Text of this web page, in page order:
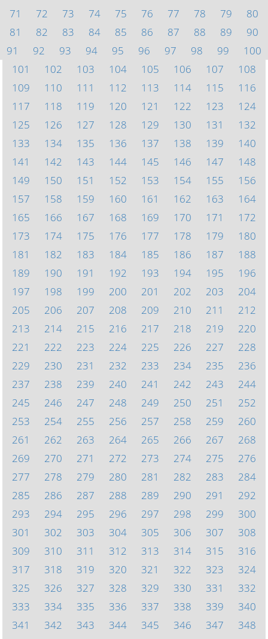
71
72 73 74 75 76 77 78 79
80
81
82 83 84 85 86 87 88 89
90
91
92 93 94 95 96 97 98 99
100
101
102 103 104 105 106 107
108
109
110 111 112 113 114 115
116
117
118 119 120 121 122 123
124
125
126 127 128 129 130 131
132
133
134 135 136 137 138 139
140
141
142 143 144 145 146 147
148
149
150 151 152 153 154 155
156
157
158 159 160 161 162 163
164
165
166 167 168 169 170 171
172
173
174 175 176 177 178 179
180
181
182 183 184 185 186 187
188
189
190 191 192 193 194 195
196
197
198 199 200 201 202 203
204
205
206 207 208 209 210 211
212
213
214 215 216 217 218 219
220
221
222 223 224 225 226 227
228
229
230 231 232 233 234 235
236
237
238 239 240 241 242 243
244
245
246 247 248 249 250 251
252
253
254 255 256 257 258 259
260
261
262 263 264 265 266 267
268
269
270 271 272 273 274 275
276
277
278 279 280 281 282 283
284
285
286 287 288 289 290 291
292
293
294 295 296 297 298 299
300
301
302 303 304 305 306 307
308
309
310 311 312 313 314 315
316
317
318 319 320 321 322 323
324
325
326 327 328 329 330 331
332
333
334 335 336 337 338 339
340
341
342 343 344 345 346 347
348